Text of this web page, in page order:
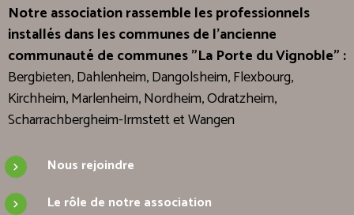
Notre association rassemble les professionnels
installés dans les communes de l'ancienne
communauté de communes "La Porte du Vignoble" :
Bergbieten, Dahlenheim, Dangolsheim, Flexbourg,
Kirchheim, Marlenheim, Nordheim, Odratzheim,
Scharrachbergheim-Irmstett et Wangen
Nous rejoindre
Le rôle de notre association